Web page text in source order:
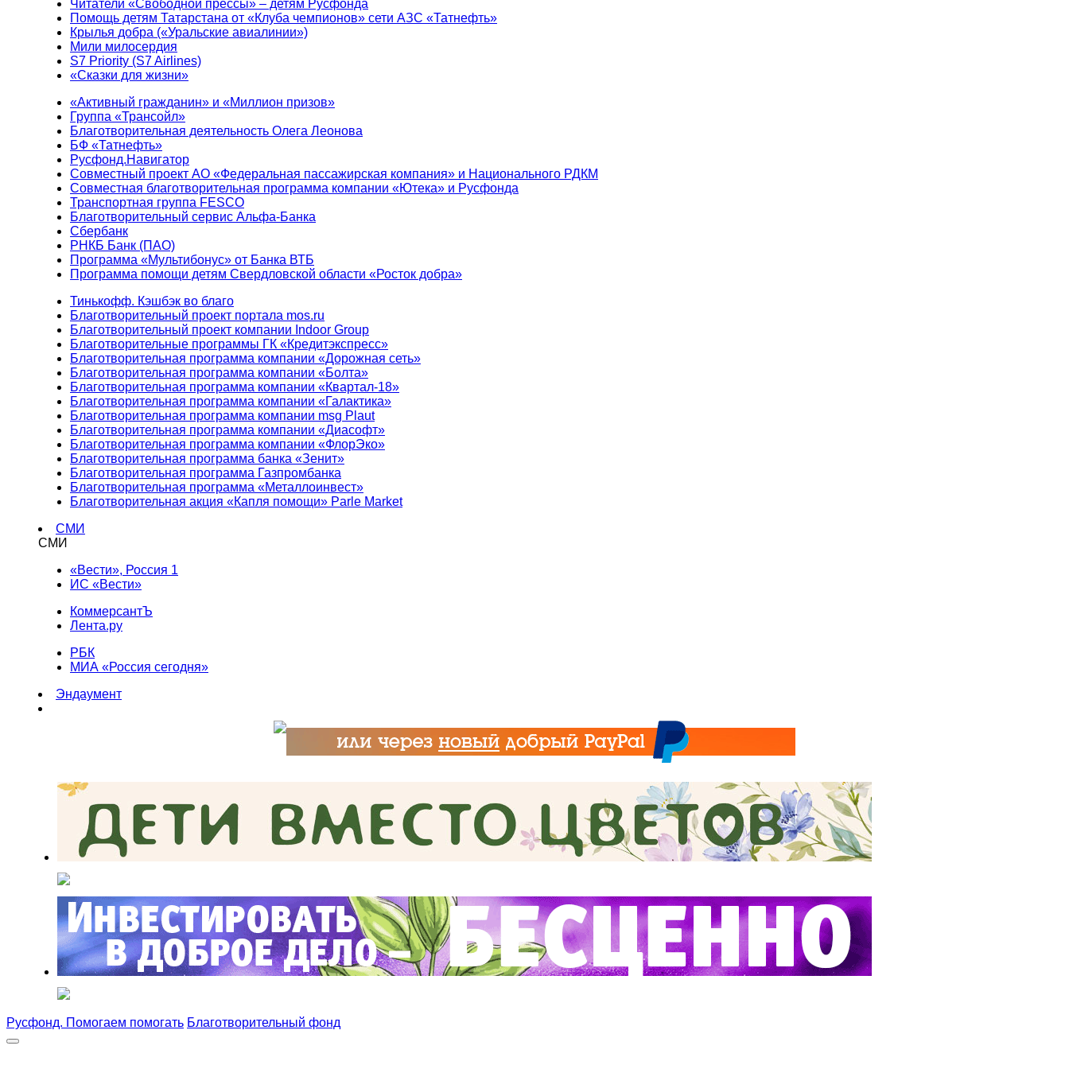
Читатели «Свободной прессы» – детям Русфонда
Помощь детям Татарстана от «Клуба чемпионов» сети АЗС «Татнефть»
Крылья добра («Уральские авиалинии»)
Мили милосердия
S7 Priority (S7 Airlines)
«Сказки для жизни»
«Активный гражданин» и «Миллион призов»
Группа «Трансойл»
Благотворительная деятельность Олега Леонова
БФ «Татнефть»
Русфонд.Навигатор
Совместный проект АО «Федеральная пассажирская компания» и Национального РДКМ
Совместная благотворительная программа компании «Ютека» и Русфонда
Транспортная группа FESCO
Благотворительный сервис Альфа-Банка
Сбербанк
РНКБ Банк (ПАО)
Программа «Мультибонус» от Банка ВТБ
Программа помощи детям Свердловской области «Росток добра»
Тинькофф. Кэшбэк во благо
Благотворительный проект портала mos.ru
Благотворительный проект компании Indoor Group
Благотворительные программы ГК «Кредитэкспресс»
Благотворительная программа компании «Дорожная сеть»
Благотворительная программа компании «Болта»
Благотворительная программа компании «Квартал-18»
Благотворительная программа компании «Галактика»
Благотворительная программа компании msg Plaut
Благотворительная программа компании «Диасофт»
Благотворительная программа компании «ФлорЭко»
Благотворительная программа банка «Зенит»
Благотворительная программа Газпромбанка
Благотворительная программа «Металлоинвест»
Благотворительная акция «Капля помощи» Parle Market
СМИ
СМИ
«Вести», Россия 1
ИС «Вести»
КоммерсантЪ
Лента.ру
РБК
МИА «Россия сегодня»
Эндаумент
Русфонд. Помогаем помогать Благотворительный фонд